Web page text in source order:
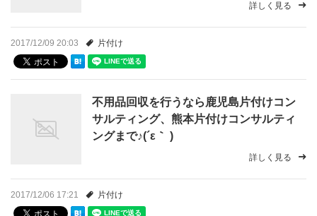
詳しく見る
2017/12/09 20:03 片付け
不用品回収を行うなら鹿児島片付けコン
サルティング、熊本片付けコンサルティ
ングまで♪(´ε｀ )
詳しく見る
2017/12/06 17:21 片付け